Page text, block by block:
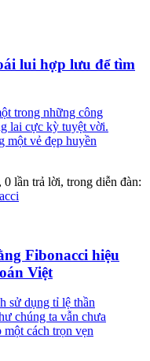
lui hợp lưu để tìm
trong những công
lai cực kỳ tuyệt vời.
một vẻ đẹp huyền
, 0 lần trả lời, trong diễn đàn:
Fibonacci hiệu
Việt
sử dụng tỉ lệ thần
chúng ta vẫn chưa
một cách trọn vẹn